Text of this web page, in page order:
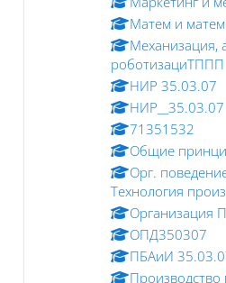
Матем и матем
Механизация,
роботизациТППП
НИР 35.03.07
НИР__35.03.07
71351532
Общие
Орг.
Технология
Организация
ОПД350307
ПБАиИ
Производство